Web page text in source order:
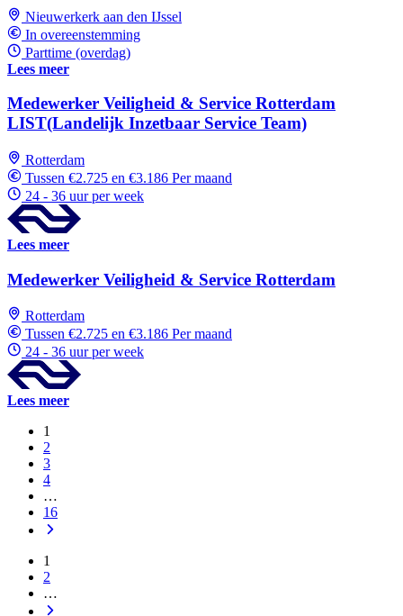
Nieuwerkerk aan den IJssel
In overeenstemming
Parttime (overdag)
Lees meer
Medewerker Veiligheid & Service Rotterdam
LIST(Landelijk Inzetbaar Service Team)
Rotterdam
Tussen €2.725 en €3.186 Per maand
24 - 36 uur per week
Lees meer
Medewerker Veiligheid & Service Rotterdam
Rotterdam
Tussen €2.725 en €3.186 Per maand
24 - 36 uur per week
Lees meer
1
2
3
4
…
16
1
2
…